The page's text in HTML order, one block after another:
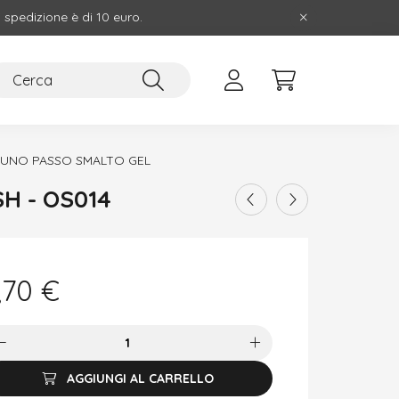
è di 10 euro.
UNO PASSO SMALTO GEL
- OS014
€
AGGIUNGI AL CARRELLO